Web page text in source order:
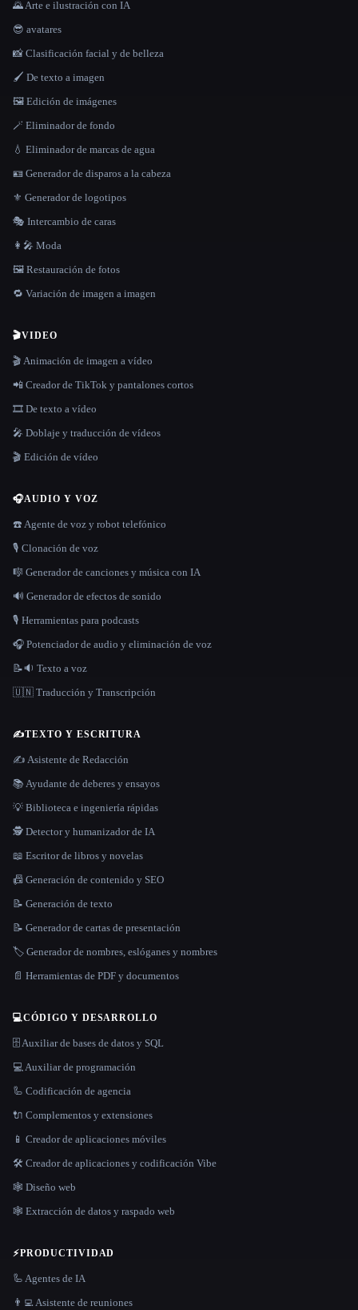
🌄 Arte e ilustración con IA
😎 avatares
📸 Clasificación facial y de belleza
🖌️ De texto a imagen
🖼️ Edición de imágenes
🪄 Eliminador de fondo
💧 Eliminador de marcas de agua
🪪 Generador de disparos a la cabeza
⚜️ Generador de logotipos
🎭 Intercambio de caras
👩‍🎤 Moda
🖼️ Restauración de fotos
🔁 Variación de imagen a imagen
🎬VIDEO
🎬 Animación de imagen a vídeo
📲 Creador de TikTok y pantalones cortos
🎞️ De texto a vídeo
🎤 Doblaje y traducción de vídeos
🎬 Edición de vídeo
🎧AUDIO Y VOZ
☎️ Agente de voz y robot telefónico
🎙️ Clonación de voz
🎼 Generador de canciones y música con IA
🔊 Generador de efectos de sonido
🎙️ Herramientas para podcasts
🎧 Potenciador de audio y eliminación de voz
📝🔉 Texto a voz
🇺🇳 Traducción y Transcripción
✍️TEXTO Y ESCRITURA
✍️ Asistente de Redacción
📚 Ayudante de deberes y ensayos
💡 Biblioteca e ingeniería rápidas
🕵️ Detector y humanizador de IA
📖 Escritor de libros y novelas
📠 Generación de contenido y SEO
📝 Generación de texto
📝 Generador de cartas de presentación
🏷️ Generador de nombres, eslóganes y nombres
📄 Herramientas de PDF y documentos
💻CÓDIGO Y DESARROLLO
🗄️ Auxiliar de bases de datos y SQL
💻 Auxiliar de programación
🦾 Codificación de agencia
🔌 Complementos y extensiones
📱 Creador de aplicaciones móviles
🛠️ Creador de aplicaciones y codificación Vibe
🕸 Diseño web
🕸️ Extracción de datos y raspado web
⚡PRODUCTIVIDAD
🦾 Agentes de IA
👨‍💻 Asistente de reuniones